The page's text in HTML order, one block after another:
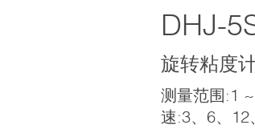
DHJ-
旋转粘度
测量范围:1
速:3、6、12